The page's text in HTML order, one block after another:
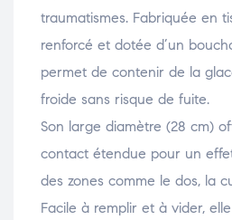
traumatismes. Fabriquée en
renforcé et dotée d’un
permet de contenir de la
froide sans risque de fuite.
Son large diamètre (28 cm)
contact étendue pour un
des zones comme le dos, la
Facile à remplir et à vider, elle